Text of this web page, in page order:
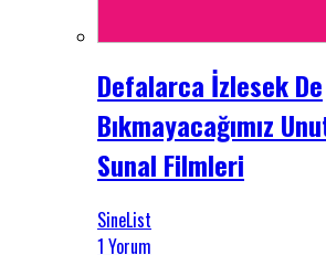
Defalarca İzlesek De
Bıkmayacağımız
Sunal Filmleri
SineList
1 Yorum